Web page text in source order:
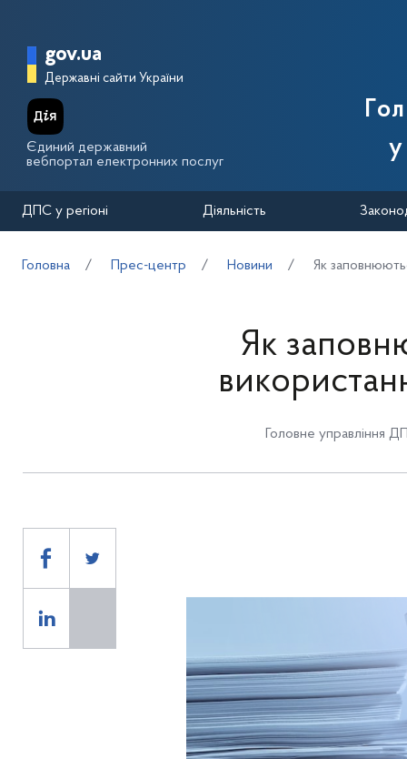
Головна сторінка Державної
gov.ua
Державні сайти України
Єдиний державний
вебпортал електронних послуг
ДПС у регіоні Діяльність
Головна Прес-центр Новини Як
Як
Головне управління